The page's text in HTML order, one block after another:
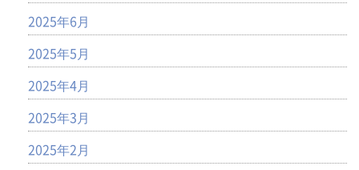
2025年6月
2025年5月
2025年4月
2025年3月
2025年2月